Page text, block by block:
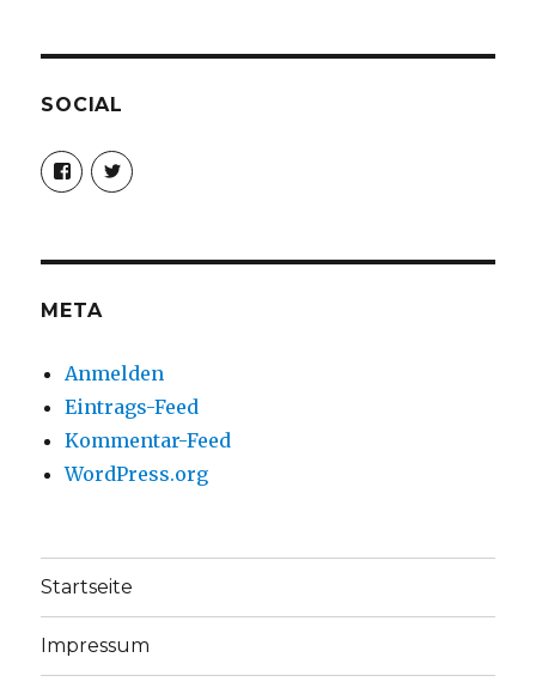
SOCIAL
Profil
von
christoph.fleischer1
anzeigen
Profil
von
anzeigen
META
Anmelden
Eintrags-Feed
Kommentar-Feed
WordPress.org
Startseite
Impressum